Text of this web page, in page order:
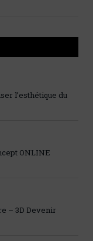
l’esthétique du
ONLINE
– 3D Devenir